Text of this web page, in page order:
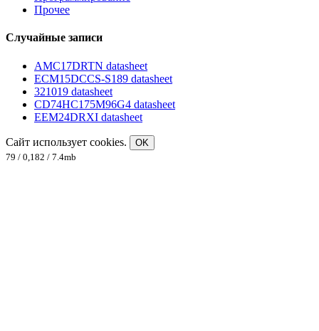
Прочее
Случайные записи
AMC17DRTN datasheet
ECM15DCCS-S189 datasheet
321019 datasheet
CD74HC175M96G4 datasheet
EEM24DRXI datasheet
Сайт использует cookies.
OK
79 / 0,182 / 7.4mb